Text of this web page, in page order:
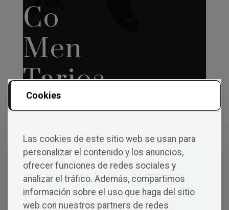
Co
Men
Tarios
Deja una respuesta
Tu dirección de correo electrónico no será
publicada. Los campos obligatorios están
marcados con*
Comentario*
Cookies
Las cookies de este sitio web se usan para
personalizar el contenido y los anuncios,
ofrecer funciones de redes sociales y
analizar el tráfico. Además, compartimos
información sobre el uso que haga del sitio
web con nuestros partners de redes